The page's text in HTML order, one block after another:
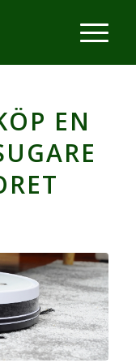
EN